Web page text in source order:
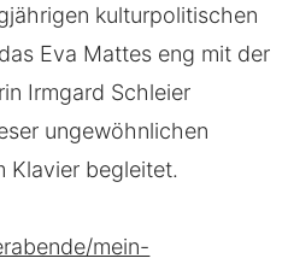
kulturpolitischen
Eva Mattes eng mit der
Irmgard Schleier
ungewöhnlichen
Klavier begleitet.
mein-